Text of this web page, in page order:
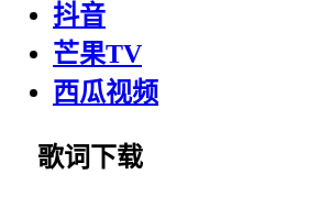
抖音
芒果TV
西瓜视频
歌词下载